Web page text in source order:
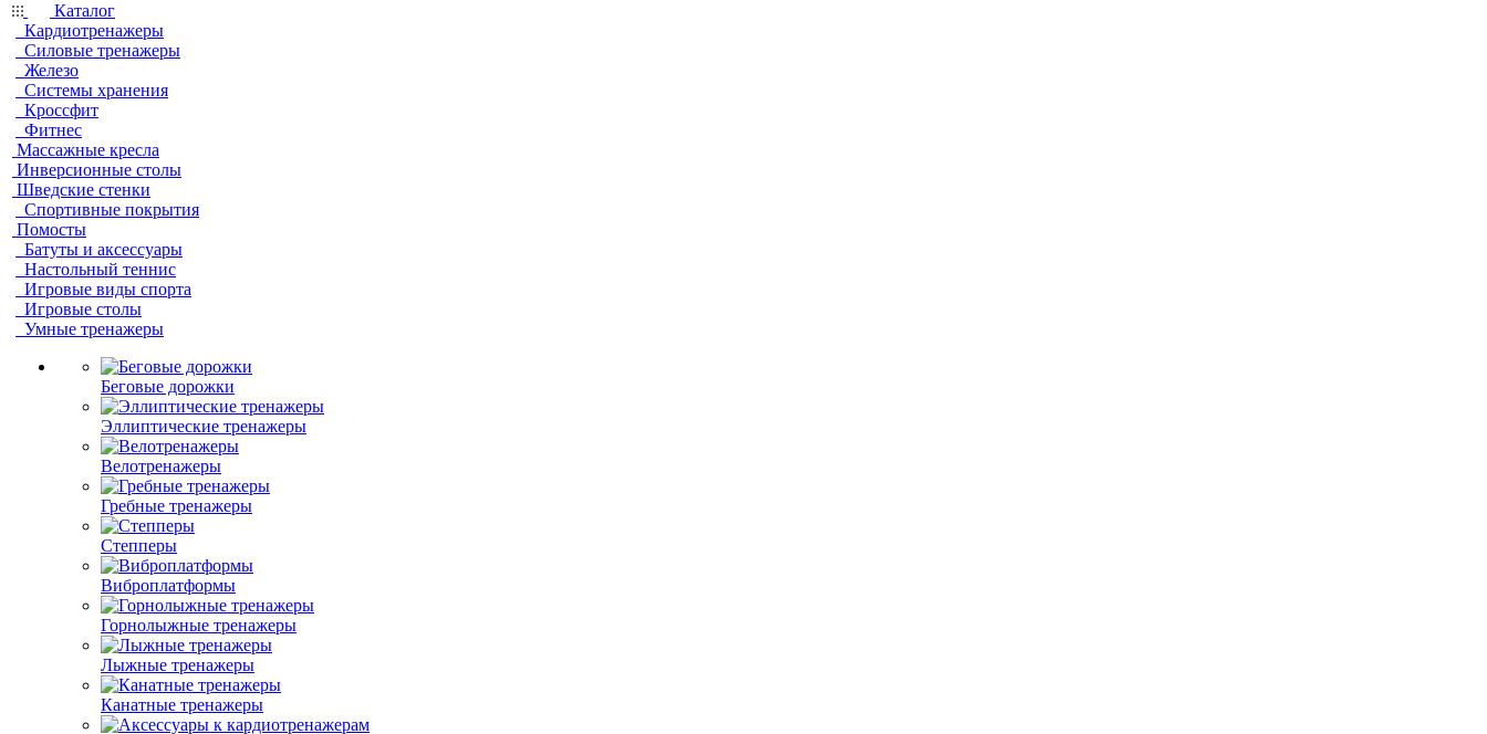
Каталог
Кардиотренажеры
Силовые тренажеры
Железо
Системы хранения
Кроссфит
Фитнес
Массажные кресла
Инверсионные столы
Шведские стенки
Спортивные покрытия
Помосты
Батуты и аксессуары
Настольный теннис
Игровые виды спорта
Игровые столы
Умные тренажеры
Беговые дорожки
Эллиптические тренажеры
Велотренажеры
Гребные тренажеры
Степперы
Виброплатформы
Горнолыжные тренажеры
Лыжные тренажеры
Канатные тренажеры